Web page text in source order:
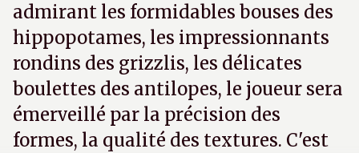
admirant les formidables bouses des
hippopotames, les impressionnants
rondins des grizzlis, les délicates
boulettes des antilopes, le joueur sera
émerveillé par la précision des
formes, la qualité des textures. C'est